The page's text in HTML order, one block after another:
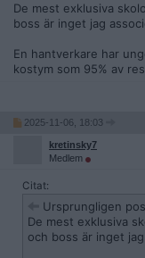
De mest exklusiva
boss är inget jag
En hantverkare har
kostym som 95% av
2025-11-06, 18:03
kretinsky7
Medlem
Citat:
Ursprungligen
De mest exklusiva
och boss är inget